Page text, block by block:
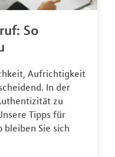
So
Aufrichtigkeit
In der
zu
Tipps für
bleiben Sie sich